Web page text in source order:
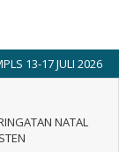
2026 1
NATAL